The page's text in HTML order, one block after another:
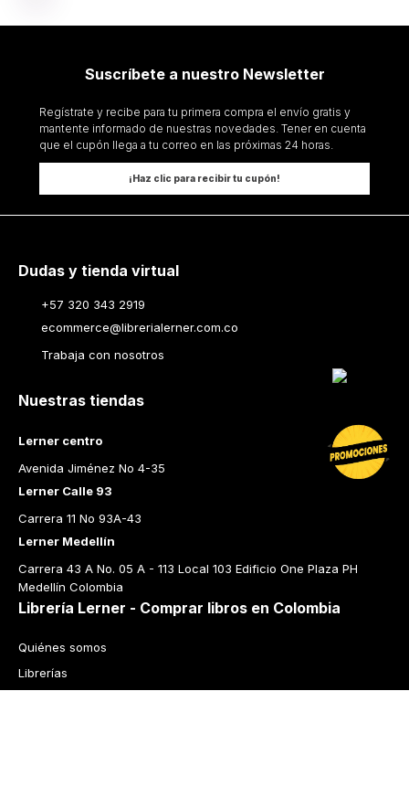
Suscríbete a nuestro Newsletter
Regístrate y recibe para tu primera compra el envío gratis y
mantente informado de nuestras novedades. Tener en cuenta
que el cupón llega a tu correo en las próximas 24 horas.
¡Haz clic para recibir tu cupón!
Dudas y tienda virtual
+57 320 343 2919
ecommerce@librerialerner.com.co
Trabaja con nosotros
Nuestras tiendas
Lerner centro
Avenida Jiménez No 4-35
Lerner Calle 93
Carrera 11 No 93A-43
Lerner Medellín
Carrera 43 A No. 05 A - 113 Local 103 Edificio One Plaza PH
Medellín Colombia
Librería Lerner - Comprar libros en Colombia
Quiénes somos
Librerías